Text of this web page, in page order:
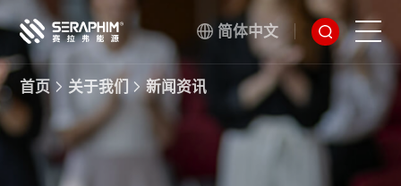
技术
简体中文
首页 关于我们 新闻资讯